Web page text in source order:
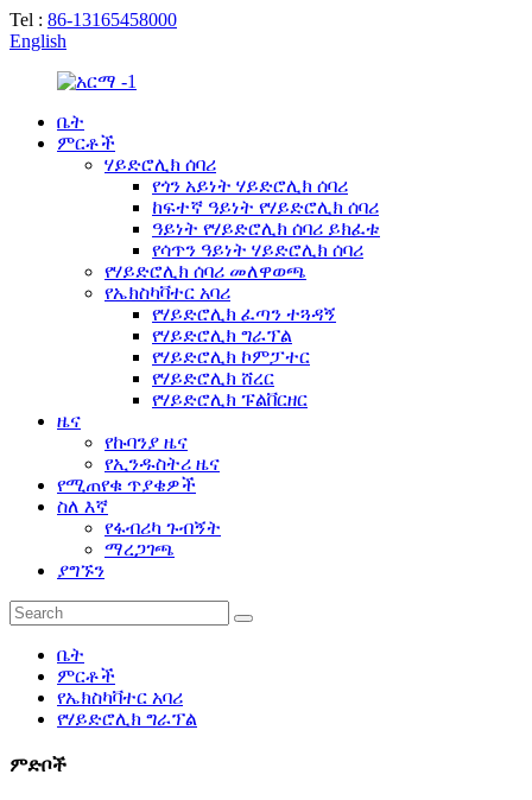
Tel : 86-13165458000
English
ቤት
ምርቶች
ሃይድሮሊክ ሰባሪ
የጎን አይነት ሃይድሮሊክ ሰባሪ
ከፍተኛ ዓይነት የሃይድሮሊክ ሰባሪ
ዓይነት የሃይድሮሊክ ሰባሪ ይክፈቱ
የሳጥን ዓይነት ሃይድሮሊክ ሰባሪ
የሃይድሮሊክ ሰባሪ መለዋወጫ
የኤክስካቫተር አባሪ
የሃይድሮሊክ ፈጣን ተጓዳኝ
የሃይድሮሊክ ግራፕል
የሃይድሮሊክ ኮምፓተር
የሃይድሮሊክ ሸረር
የሃይድሮሊክ ፑልቨርዘር
ዜና
የኩባንያ ዜና
የኢንዱስትሪ ዜና
የሚጠየቁ ጥያቄዎች
ስለ እኛ
የፋብሪካ ጉብኝት
ማረጋገጫ
ያግኙን
ቤት
ምርቶች
የኤክስካቫተር አባሪ
የሃይድሮሊክ ግራፕል
ምድቦች